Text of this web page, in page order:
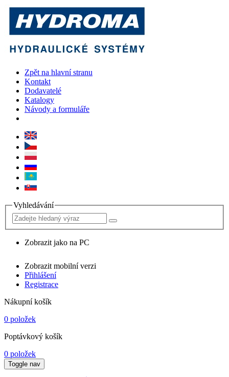
Zpět na hlavní stranu
Kontakt
Dodavatelé
Katalogy
Návody a formuláře
Vyhledávání
Zobrazit jako na PC
Zobrazit mobilní verzi
Přihlášení
Registrace
Nákupní košík
0 položek
Poptávkový košík
0 položek
Toggle nav